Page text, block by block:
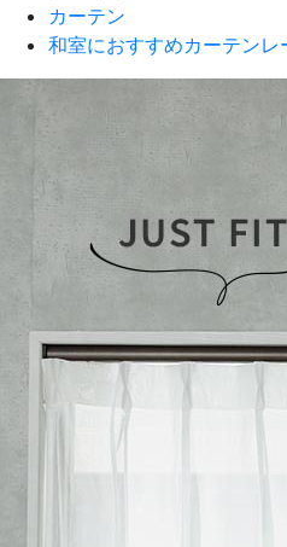
カーテン
和室におすすめカーテンレ